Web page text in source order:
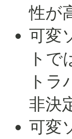
性が
可変
ト
ト
非決
可変